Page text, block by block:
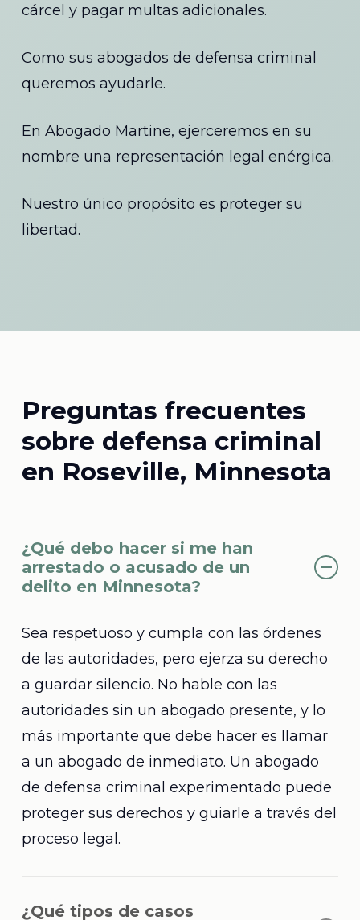
cárcel y pagar multas adicionales.
Como sus abogados de defensa criminal
queremos ayudarle.
En Abogado Martine, ejerceremos en su
nombre una representación legal enérgica.
Nuestro único propósito es proteger su
libertad.
Preguntas frecuentes
sobre defensa criminal
en Roseville, Minnesota
¿Qué debo hacer si me han
arrestado o acusado de un
delito en Minnesota?
Sea respetuoso y cumpla con las órdenes
de las autoridades, pero ejerza su derecho
a guardar silencio. No hable con las
autoridades sin un abogado presente, y lo
más importante que debe hacer es llamar
a un abogado de inmediato. Un abogado
de defensa criminal experimentado puede
proteger sus derechos y guiarle a través del
proceso legal.
¿Qué tipos de casos